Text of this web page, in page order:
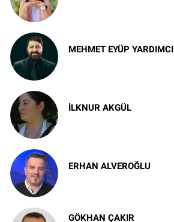
MEHMET EYÜP YARDIMCI
İLKNUR AKGÜL
ERHAN ALVEROĞLU
GÖKHAN ÇAKIR